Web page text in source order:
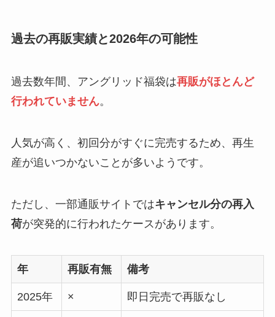
過去の再販実績と2026年の可能性
過去数年間、アングリッド福袋は再販がほとんど
行われていません。
人気が高く、初回分がすぐに完売するため、再生
産が追いつかないことが多いようです。
ただし、一部通販サイトではキャンセル分の再入
荷が突発的に行われたケースがあります。
年 再販有無 備考
2025年 × 即日完売で再販なし